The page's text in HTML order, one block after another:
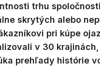
trhu
skrytých alebo
pri kúpe
v 30
prehľady histórie